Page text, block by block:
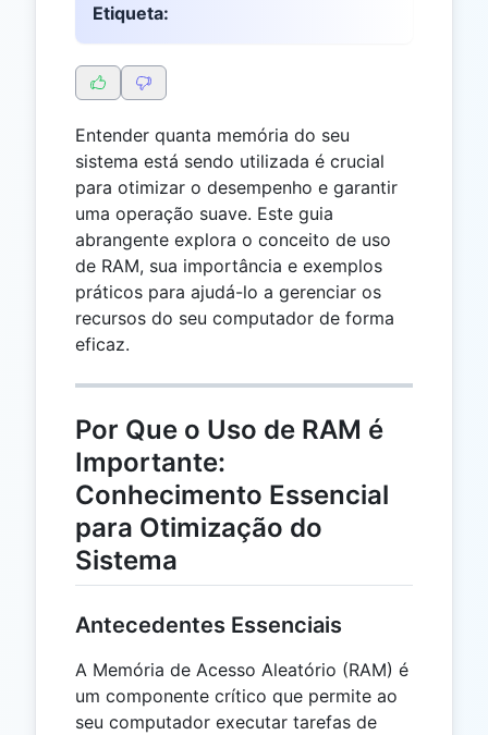
Etiqueta:
Entender quanta memória do seu
sistema está sendo utilizada é crucial
para otimizar o desempenho e garantir
uma operação suave. Este guia
abrangente explora o conceito de uso
de RAM, sua importância e exemplos
práticos para ajudá-lo a gerenciar os
recursos do seu computador de forma
eficaz.
Por Que o Uso de RAM é
Importante:
Conhecimento Essencial
para Otimização do
Sistema
Antecedentes Essenciais
A Memória de Acesso Aleatório (RAM) é
um componente crítico que permite ao
seu computador executar tarefas de